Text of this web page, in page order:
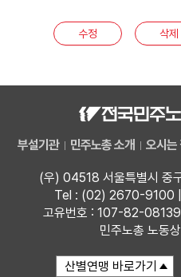
수정 삭제
부설기관 민주노총 소개 오시는
(우) 04518 서울특별시 중
Tel : (02) 2670-9100
고유번호 : 107-82-
민주노총 노동